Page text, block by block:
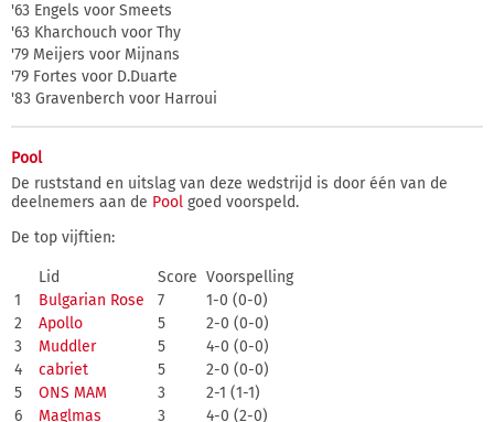
'63 Engels voor Smeets
'63 Kharchouch voor Thy
'79 Meijers voor Mijnans
'79 Fortes voor D.Duarte
'83 Gravenberch voor Harroui
Pool
De ruststand en uitslag van deze wedstrijd is door één van de
deelnemers aan de Pool goed voorspeld.
De top vijftien:
Lid Score Voorspelling
1
Bulgarian Rose 7
1-0 (0-0)
2
Apollo 5
2-0 (0-0)
3
Muddler 5
4-0 (0-0)
4
cabriet 5
2-0 (0-0)
5
ONS MAM 3
2-1 (1-1)
6
Maglmas 3
4-0 (2-0)